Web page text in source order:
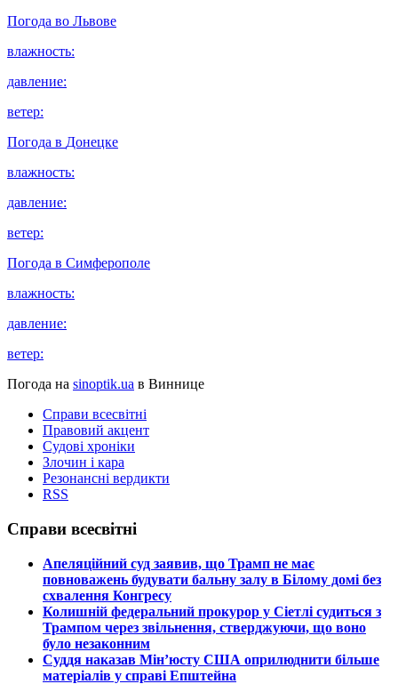
Погода во Львове
влажность:
давление:
ветер:
Погода в Донецке
влажность:
давление:
ветер:
Погода в Симферополе
влажность:
давление:
ветер:
Погода на sinoptik.ua в Виннице
Справи всесвітні
Правовий акцент
Судові хроніки
Злочин і кара
Резонансні вердикти
RSS
Справи всесвітні
​Апеляційний суд заявив, що Трамп не має
повноважень будувати бальну залу в Білому домі без
схвалення Конгресу
​Колишній федеральний прокурор у Сіетлі судиться з
Трампом через звільнення, стверджуючи, що воно
було незаконним
​Суддя наказав Мін’юсту США оприлюднити більше
матеріалів у справі Епштейна